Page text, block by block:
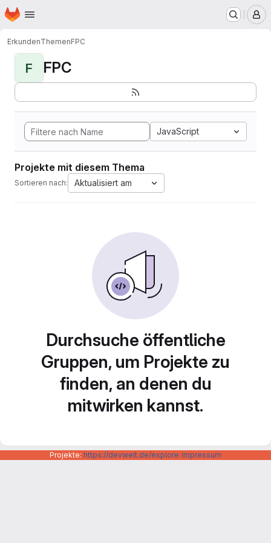
Zum Hauptinhalt springen
Startseite
ErkundenThemenFPC
F FPC
JavaScript
Projekte mit diesem Thema
Sortieren nach: Aktualisiert am
Durchsuche öffentliche
Gruppen, um Projekte zu
finden, an denen du
mitwirken kannst.
Projekte: https://devwelt.de/explore Impressum